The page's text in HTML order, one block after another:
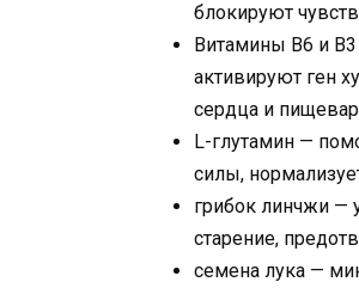
блокируют
Витамины B6 и
активируют ген
сердца и
L-глутамин —
силы,
грибок линчжи —
старение,
семена лука —